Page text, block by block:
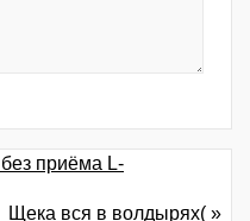
приёма L-
Щека вся в волдырях( »